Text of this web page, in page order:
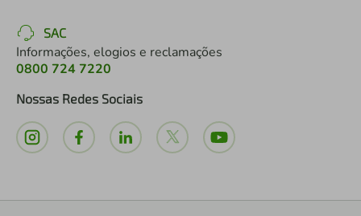
SAC
Informações, elogios e reclamações
0800 724 7220
Nossas Redes Sociais